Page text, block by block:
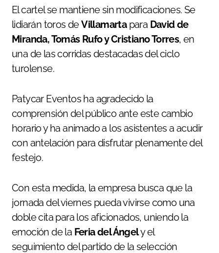
El cartel se mantiene sin modificaciones. Se
lidiarán toros deVillamartapara David de
Miranda, Tomás Rufo y Cristiano Torres, en
una de las corridas destacadas del ciclo
turolense.
Patycar Eventos ha agradecido la
comprensión del público ante este cambio
horario y ha animado a los asistentes a acudir
con antelación para disfrutar plenamente del
festejo.
Con esta medida, la empresa busca que la
jornada del viernes pueda vivirse como una
doble cita para los aficionados, uniendo la
emoción de la Feria del Ángely el
seguimiento del partido de la selección